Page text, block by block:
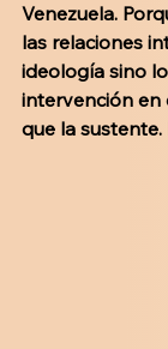
Venezuela.
las relaciones
ideología sino
intervención en
que la sustente.